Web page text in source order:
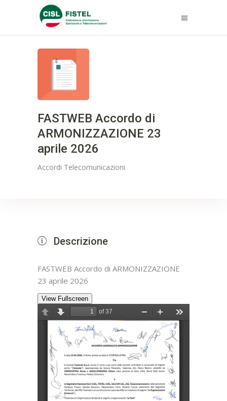
FASTWEB Accordo di
ARMONIZZAZIONE 23
aprile 2026
Accordi Telecomunicazioni
Descrizione
FASTWEB Accordo di ARMONIZZAZIONE
23 aprile 2026
View Fullscreen